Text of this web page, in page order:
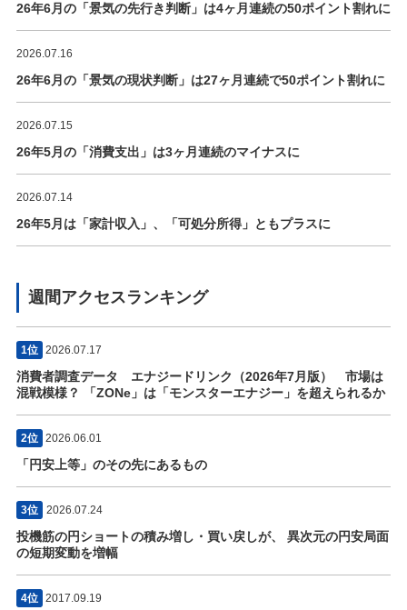
26年6月の「景気の先行き判断」は4ヶ月連続の50ポイント割れに
2026.07.16
26年6月の「景気の現状判断」は27ヶ月連続で50ポイント割れに
2026.07.15
26年5月の「消費支出」は3ヶ月連続のマイナスに
2026.07.14
26年5月は「家計収入」、「可処分所得」ともプラスに
週間アクセスランキング
1位 2026.07.17
消費者調査データ エナジードリンク（2026年7月版） 市場は
混戦模様？ 「ZONe」は「モンスターエナジー」を超えられるか
2位 2026.06.01
「円安上等」のその先にあるもの
3位 2026.07.24
投機筋の円ショートの積み増し・買い戻しが、 異次元の円安局面
の短期変動を増幅
4位 2017.09.19